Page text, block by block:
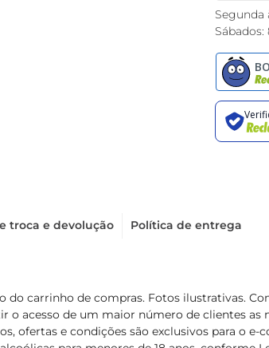
Segunda
Sábados:
troca e devolução Política de entrega
do carrinho de compras. Fotos ilustrativas.
o acesso de um maior número de clientes
ofertas e condições são exclusivos para o